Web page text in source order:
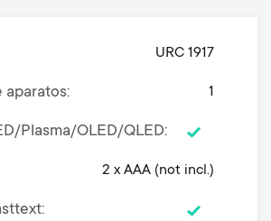
URC 1917
aparatos 1
Plasma/OLED/QLED
2 x AAA (not incl.)